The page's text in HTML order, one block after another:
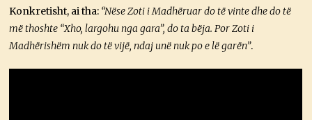
Konkretisht, ai tha: “Nëse Zoti i Madhëruar do të vinte dhe do të
më thoshte “Xho, largohu nga gara”, do ta bëja. Por Zoti i
Madhërishëm nuk do të vijë, ndaj unë nuk po e lë garën”.